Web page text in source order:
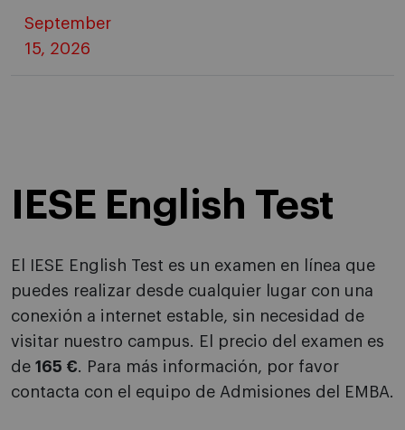
September
15, 2026
IESE English Test
El IESE English Test es un examen en línea que
puedes realizar desde cualquier lugar con una
conexión a internet estable, sin necesidad de
visitar nuestro campus. El precio del examen es
de 165 €. Para más información, por favor
contacta con el equipo de Admisiones del EMBA.